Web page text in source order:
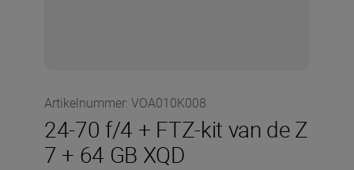
Artikelnummer: VOA010K008
24-70 f/4 + FTZ-kit van de Z
7 + 64 GB XQD